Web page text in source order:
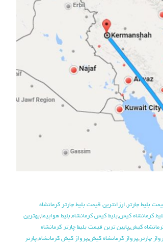
بلیط چارتر,ارزانترین قیمت بلیط چارتر کرمانشاه
کرمانشاه کیش,بلیط کیش کرمانشاه,بلیط هواپیما,بهترین
کیش,پایین ترین قیمت بلیط چارتر کرمانشاه
چارتر,پرواز کرمانشاه کیش,پرواز کیش کرمانشاه,چارتر